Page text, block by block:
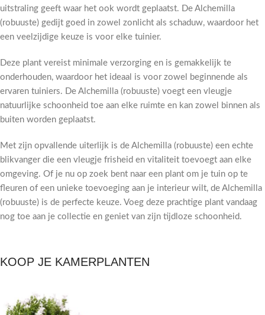
uitstraling geeft waar het ook wordt geplaatst. De Alchemilla
(robuuste) gedijt goed in zowel zonlicht als schaduw, waardoor het
een veelzijdige keuze is voor elke tuinier.
Deze plant vereist minimale verzorging en is gemakkelijk te
onderhouden, waardoor het ideaal is voor zowel beginnende als
ervaren tuiniers. De Alchemilla (robuuste) voegt een vleugje
natuurlijke schoonheid toe aan elke ruimte en kan zowel binnen als
buiten worden geplaatst.
Met zijn opvallende uiterlijk is de Alchemilla (robuuste) een echte
blikvanger die een vleugje frisheid en vitaliteit toevoegt aan elke
omgeving. Of je nu op zoek bent naar een plant om je tuin op te
fleuren of een unieke toevoeging aan je interieur wilt, de Alchemilla
(robuuste) is de perfecte keuze. Voeg deze prachtige plant vandaag
nog toe aan je collectie en geniet van zijn tijdloze schoonheid.
KOOP JE KAMERPLANTEN